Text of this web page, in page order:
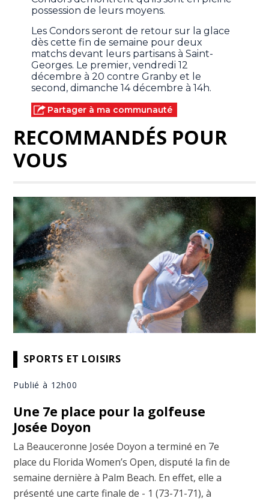
possession de leurs moyens.
Les Condors seront de retour sur la glace
dès cette fin de semaine pour deux
matchs devant leurs partisans à Saint-
Georges. Le premier, vendredi 12
décembre à 20 contre Granby et le
second, dimanche 14 décembre à 14h.
Partager à ma communauté
RECOMMANDÉS POUR
VOUS
SPORTS ET LOISIRS
Publié à 12h00
Une 7e place pour la golfeuse
Josée Doyon
La Beauceronne Josée Doyon a terminé en 7e
place du Florida Women’s Open, disputé la fin de
semaine dernière à Palm Beach. En effet, elle a
présenté une carte finale de - 1 (73-71-71), à